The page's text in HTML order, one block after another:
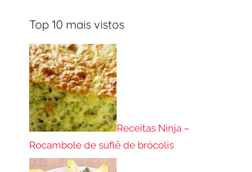
Top 10 mais vistos
Receitas Ninja –
Rocambole de suflê de brócolis